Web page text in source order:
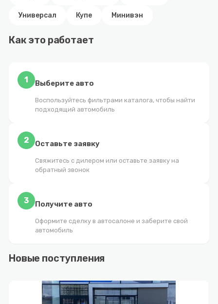
Универсал Купе Минивэн
Как это работает
1 Выберите авто
Воспользуйтесь фильтрами каталога, чтобы найти
подходящий автомобиль
2 Оставьте заявку
Свяжитесь с дилером или оставьте заявку на
обратный звонок
3 Получите авто
Оформите сделку в автосалоне и заберите свой
автомобиль
Новые поступления